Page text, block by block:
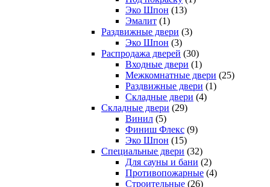
Эко Шпон (13)
Эмалит (1)
Раздвижные двери (3)
Эко Шпон (3)
Распродажа дверей (30)
Входные двери (1)
Межкомнатные двери (25)
Раздвижные двери (1)
Складные двери (4)
Складные двери (29)
Винил (5)
Финиш Флекс (9)
Эко Шпон (15)
Специальные двери (32)
Для сауны и бани (2)
Противопожарные (4)
Строительные (26)